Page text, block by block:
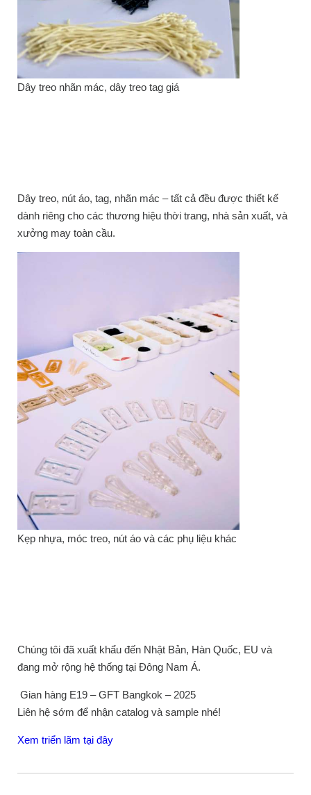
Dây treo nhãn mác, dây treo tag giá
Dây treo, nút áo, tag, nhãn mác – tất cả đều được thiết kế
dành riêng cho các thương hiệu thời trang, nhà sản xuất, và
xưởng may toàn cầu.
Kẹp nhựa, móc treo, nút áo và các phụ liệu khác
Chúng tôi đã xuất khẩu đến Nhật Bản, Hàn Quốc, EU và
đang mở rộng hệ thống tại Đông Nam Á.
Gian hàng E19 – GFT Bangkok – 2025
Liên hệ sớm để nhận catalog và sample nhé!
Xem triển lãm tại đây